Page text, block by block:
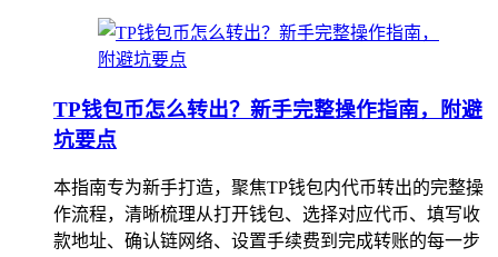
TP钱包币怎么转出？新手完整操作指南，附避
坑要点
本指南专为新手打造，聚焦TP钱包内代币转出的完整操
作流程，清晰梳理从打开钱包、选择对应代币、填写收
款地址、确认链网络、设置手续费到完成转账的每一步